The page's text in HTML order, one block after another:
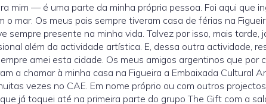
mim — é uma parte da minha própria pessoa. Foi aqui que
mar. Os meus pais sempre tiveram casa de férias na
sempre presente na minha vida. Talvez por isso, mais
além da actividade artística. E, dessa outra actividade,
amei esta cidade. Os meus amigos argentinos que por
a chamar à minha casa na Figueira a Embaixada Cultural
vezes no CAE. Em nome próprio ou com outros
já toquei até na primeira parte do grupo The Gift com a